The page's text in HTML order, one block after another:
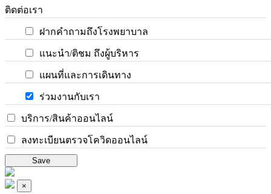
ติดต่อเรา
ฝากคำถามถึงโรงพยาบาล
แนะนำ/ติชม ถึงผู้บริหาร
แผนที่และการเดินทาง
ร่วมงานกับเรา
บริการ/สินค้าออนไลน์
ลงทะเบียนตรวจโควิดออนไลน์
Save
×